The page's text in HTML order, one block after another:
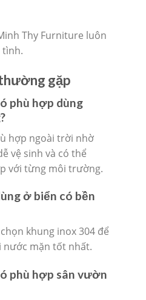
Thy Furniture luôn
tình.
gặp
phù hợp dùng
hợp ngoài trời nhờ
vệ sinh và có thể
với từng môi trường.
ở biển có bền
khung inox 304 để
nước mặn tốt nhất.
phù hợp sân vườn